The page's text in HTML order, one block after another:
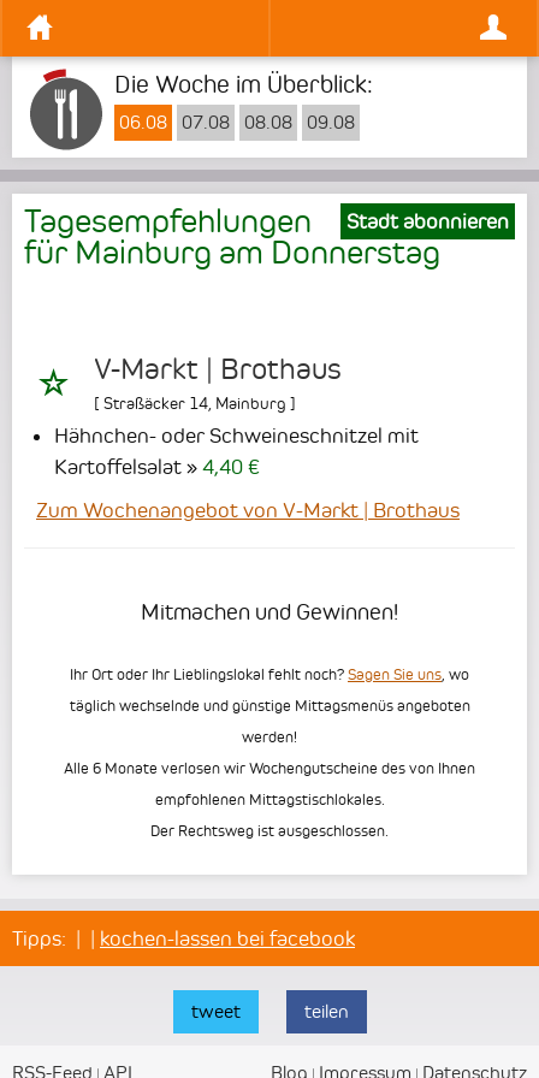
Die Woche im Überblick:
06.08 07.08 08.08 09.08
Stadt abonnieren
Tagesempfehlungen
für Mainburg am Donnerstag
V-Markt | Brothaus
[ Straßäcker 14, Mainburg ]
Hähnchen- oder Schweineschnitzel mit
Kartoffelsalat
4,40 €
Zum Wochenangebot von V-Markt | Brothaus
Mitmachen und Gewinnen!
Ihr Ort oder Ihr Lieblingslokal fehlt noch? Sagen Sie uns , wo
täglich wechselnde und günstige Mittagsmenüs angeboten
werden!
Alle 6 Monate verlosen wir Wochengutscheine des von Ihnen
empfohlenen Mittagstischlokales.
Der Rechtsweg ist ausgeschlossen.
Tipps: kochen-lassen bei facebook
tweet teilen
RSS-Feed | API Blog | Impressum | Datenschutz